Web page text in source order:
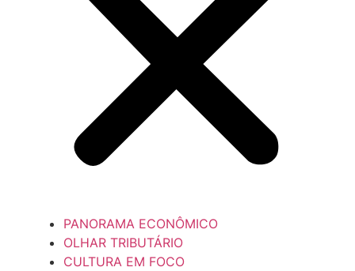
PANORAMA ECONÔMICO
OLHAR TRIBUTÁRIO
CULTURA EM FOCO